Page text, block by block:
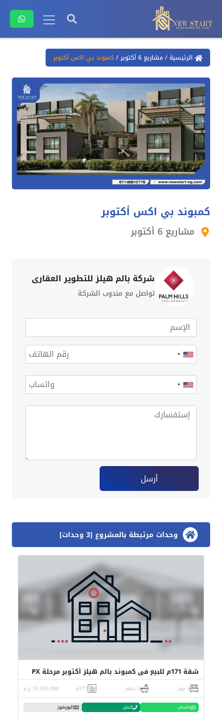
الرئيسية/مشاريع 6 أكتوبر /كمبوند بي اكس أكتوبر
كمبوند بي اكس أكتوبر
مشاريع 6 أكتوبر
شركة بالم هيلز للتطوير العقاري
تواصل مع مندوب الشركة
أرسل
وحدات مرتبطة بالمشروع [3 وحدات]
شقة 171م للبيع في كمبوند بالم هيلز أكتوبر مرحلة PX
3 نوم 2 حمام 171م 19,500,000 ج.م
واتساب اتصل البورشور